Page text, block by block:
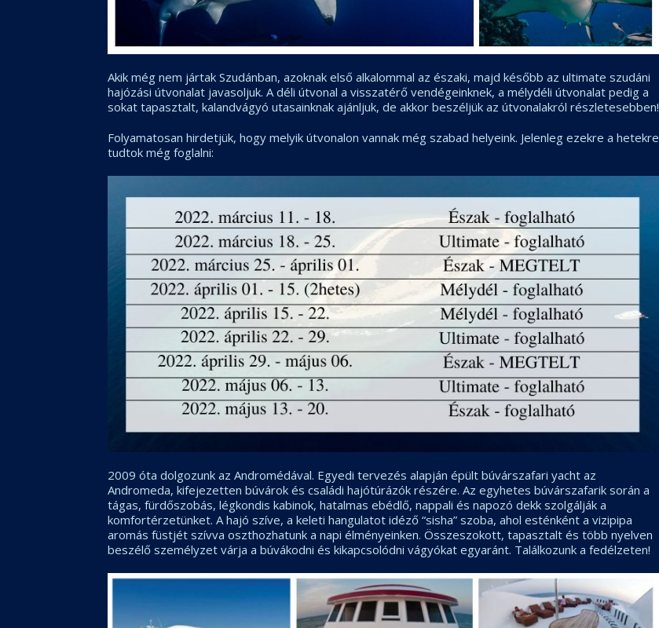
Akik még nem jártak Szudánban, azoknak első alkalommal az északi, majd később az ultimate szudáni
hajózási útvonalat javasoljuk. A déli útvonal a visszatérő vendégeinknek, a mélydéli útvonalat pedig a
sokat tapasztalt, kalandvágyó utasainknak ajánljuk, de akkor beszéljük az útvonalakról részletesebben!
Folyamatosan hirdetjük, hogy melyik útvonalon vannak még szabad helyeink. Jelenleg ezekre a hetekre
tudtok még foglalni:
2009 óta dolgozunk az Andromédával. Egyedi tervezés alapján épült búvárszafari yacht az
Andromeda, kifejezetten búvárok és családi hajótúrázók részére. Az egyhetes búvárszafarik során a
tágas, fürdőszobás, légkondis kabinok, hatalmas ebédlő, nappali és napozó dekk szolgálják a
komfortérzetünket. A hajó szíve, a keleti hangulatot idéző “sisha” szoba, ahol esténként a vizipipa
aromás füstjét szívva oszthozhatunk a napi élményeinken. Összeszokott, tapasztalt és több nyelven
beszélő személyzet várja a búvákodni és kikapcsolódni vágyókat egyaránt. Találkozunk a fedélzeten!